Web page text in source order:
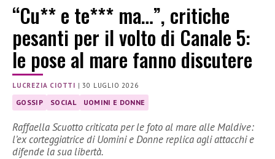
“Cu** e te*** ma…”, critiche
pesanti per il volto di Canale 5:
le pose al mare fanno discutere
LUCREZIA CIOTTI |30 LUGLIO 2026
GOSSIP SOCIAL UOMINI E DONNE
Raffaella Scuotto criticata per le foto al mare alle Maldive:
l’ex corteggiatrice di Uomini e Donne replica agli attacchi e
difende la sua libertà.